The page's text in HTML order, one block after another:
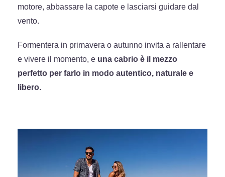
motore, abbassare la capote e lasciarsi guidare dal
vento.
Formentera in primavera o autunno invita a rallentare
e vivere il momento, e una cabrio è il mezzo
perfetto per farlo in modo autentico, naturale e
libero.